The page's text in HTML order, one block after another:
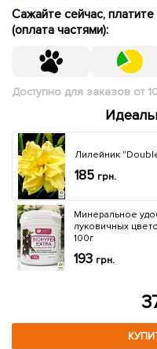
Сажайте сейчас,
(оплата частями):
Доступно для заказов от
Лилейник
185 грн.
Минеральное
луковичных
100г
193 грн.